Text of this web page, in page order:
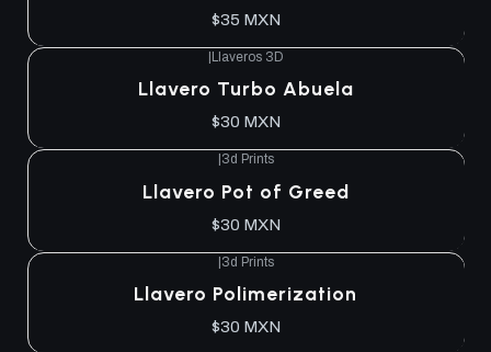
$35 MXN
Llaveros 3D
Llavero Turbo Abuela
$30 MXN
3d Prints
Llavero Pot of Greed
$30 MXN
|3d Prints
Llavero Polimerization
$30 MXN